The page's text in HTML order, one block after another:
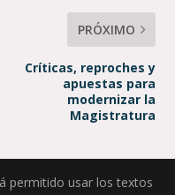
PRÓXIMO
Críticas, reproches y
apuestas para
modernizar la
Magistratura
permitido usar los textos